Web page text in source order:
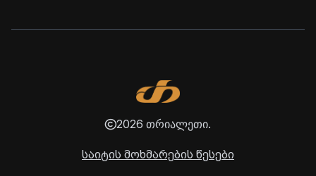
2026 თრიალეთი.
საიტის მოხმარების წესები